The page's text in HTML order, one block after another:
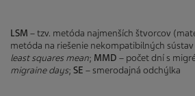
LSM – tzv. metóda najmenších štvorcov
metóda na riešenie nekompatibilných
least squares mean; MMD – počet dní s
migraine days; SE – smerodajná odchýlka